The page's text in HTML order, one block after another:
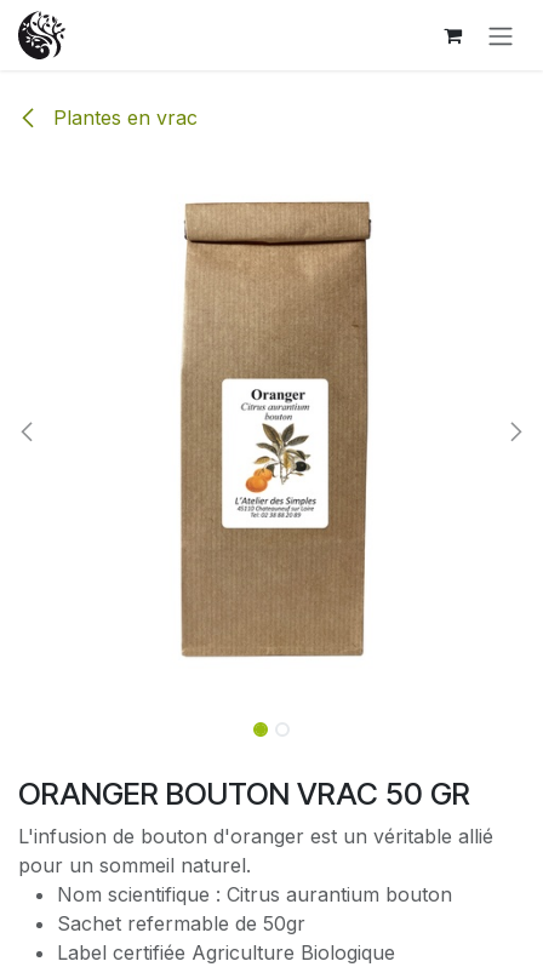
Se rendre au contenu
Plantes en vrac
ORANGER BOUTON VRAC 50 GR
L'infusion de bouton d'oranger est un véritable allié
pour un sommeil naturel.
Nom scientifique : Citrus aurantium bouton
Sachet refermable de 50gr
Label certifiée Agriculture Biologique